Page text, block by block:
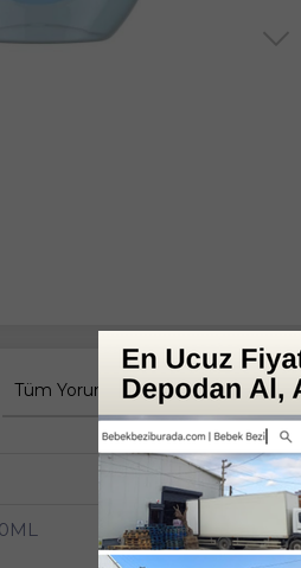
Tüm Yorumlar Tüm Sorular